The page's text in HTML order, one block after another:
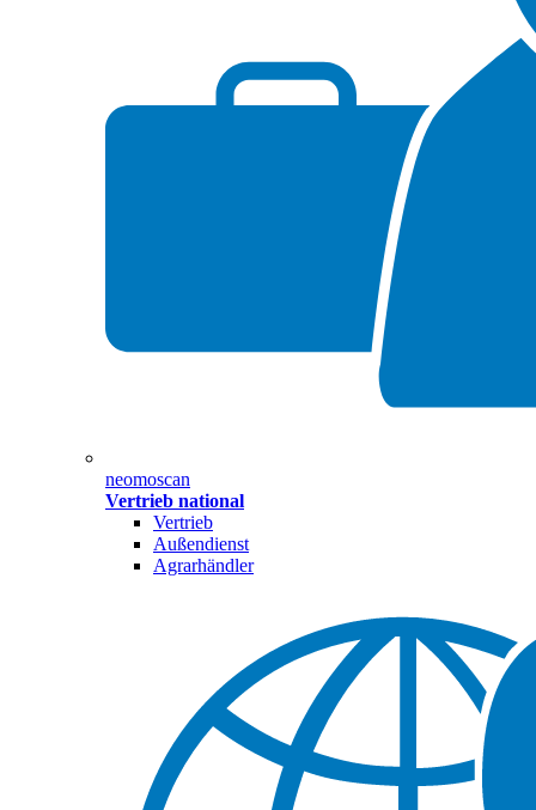
neomoscan
Vertrieb national
Vertrieb
Außendienst
Agrarhändler